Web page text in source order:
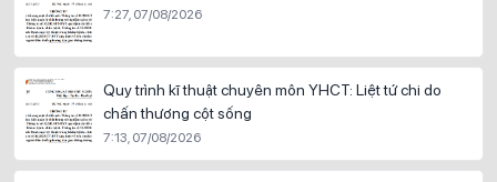
7:27, 07/08/2026
Quy trình kĩ thuật chuyên môn YHCT: Liệt tứ chi do
chấn thương cột sống
7:13, 07/08/2026